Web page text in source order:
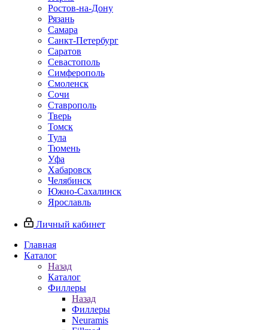
Ростов-на-Дону
Рязань
Самара
Санкт-Петербург
Саратов
Севастополь
Симферополь
Смоленск
Сочи
Ставрополь
Тверь
Томск
Тула
Тюмень
Уфа
Хабаровск
Челябинск
Южно-Сахалинск
Ярославль
Личный кабинет
Главная
Каталог
Назад
Каталог
Филлеры
Назад
Филлеры
Neuramis